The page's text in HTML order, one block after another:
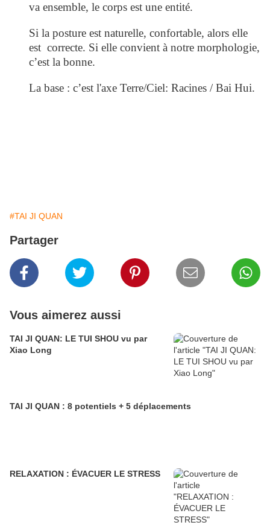
va ensemble, le corps est une entité.
Si la posture est naturelle, confortable, alors elle
est correcte. Si elle convient à notre morphologie,
c’est la bonne.
La base : c’est l'axe Terre/Ciel: Racines / Bai Hui.
#TAI JI QUAN
Partager
Vous aimerez aussi
TAI JI QUAN: LE TUI SHOU vu par
Xiao Long
TAI JI QUAN : 8 potentiels + 5 déplacements
RELAXATION : ÉVACUER LE STRESS